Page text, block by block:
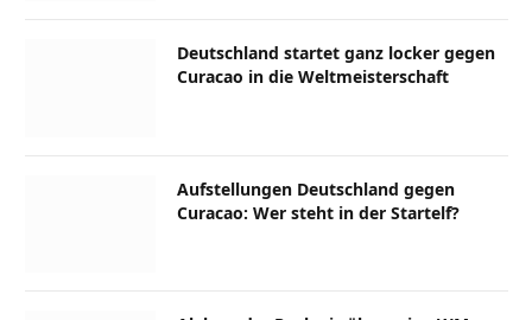
Deutschland startet ganz locker gegen
Curacao in die Weltmeisterschaft
Aufstellungen Deutschland gegen
Curacao: Wer steht in der Startelf?